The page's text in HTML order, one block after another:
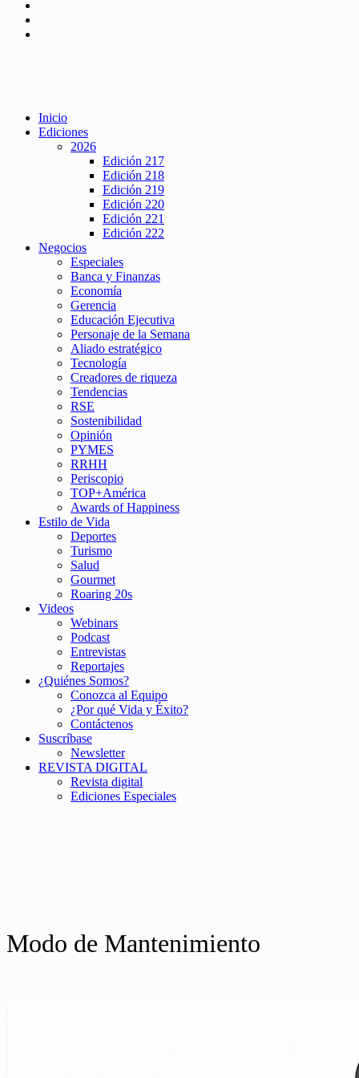
Inicio
Ediciones
2026
Edición 217
Edición 218
Edición 219
Edición 220
Edición 221
Edición 222
Negocios
Especiales
Banca y Finanzas
Economía
Gerencia
Educación Ejecutiva
Personaje de la Semana
Aliado estratégico
Tecnología
Creadores de riqueza
Tendencias
RSE
Sostenibilidad
Opinión
PYMES
RRHH
Periscopio
TOP+América
Awards of Happiness
Estilo de Vida
Deportes
Turismo
Salud
Gourmet
Roaring 20s
Videos
Webinars
Podcast
Entrevistas
Reportajes
¿Quiénes Somos?
Conozca al Equipo
¿Por qué Vida y Éxito?
Contáctenos
Suscríbase
Newsletter
REVISTA DIGITAL
Revista digital
Ediciones Especiales
Modo de Mantenimiento